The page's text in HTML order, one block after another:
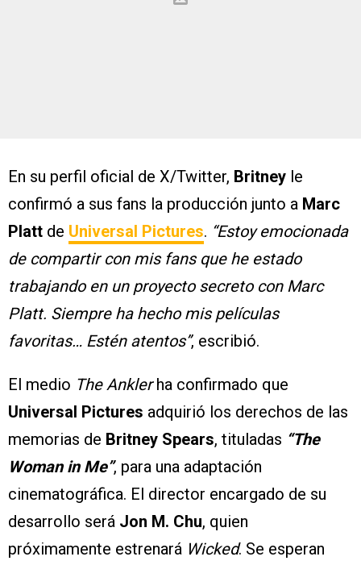
En su perfil oficial de X/Twitter, Britney le
confirmó a sus fans la producción junto a Marc
Platt de Universal Pictures. “Estoy emocionada
de compartir con mis fans que he estado
trabajando en un proyecto secreto con Marc
Platt. Siempre ha hecho mis películas
favoritas… Estén atentos”, escribió.
El medio The Anklerha confirmado que
Universal Pictures adquirió los derechos de las
memorias de Britney Spears, tituladas “The
Woman in Me”, para una adaptación
cinematográfica. El director encargado de su
desarrollo será Jon M. Chu, quien
próximamente estrenará Wicked. Se esperan